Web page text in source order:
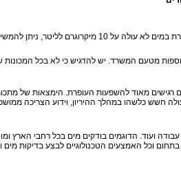
מאוד להשפעות העופרת. הימצאות של
חשש כלשהו במהלך ההיריון, וידוע הצריכה
ועוד. הדוגמים בודקים מים בכל רחבי הארץ